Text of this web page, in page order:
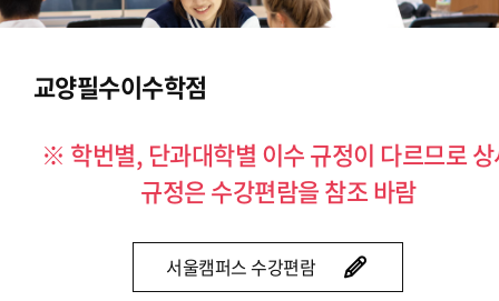
교양필수이수학점
※ 학번별, 단과대학별 이수 규정이 다르므로
규정은 수강편람을 참조 바람
서울캠퍼스 수강편람